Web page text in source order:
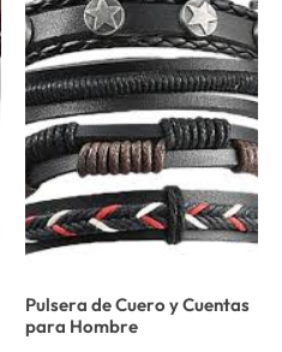
Pulsera de Cuero y Cuentas
para Hombre